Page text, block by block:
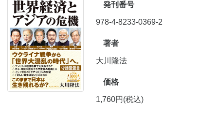
発刊番号
978-4-8233-0369-2
著者
大川隆法
価格
1,760円(税込)